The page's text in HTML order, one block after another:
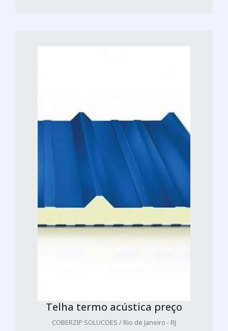
Telha termo acústica preço
COBERZIP SOLUCOES / Rio de Janeiro - RJ